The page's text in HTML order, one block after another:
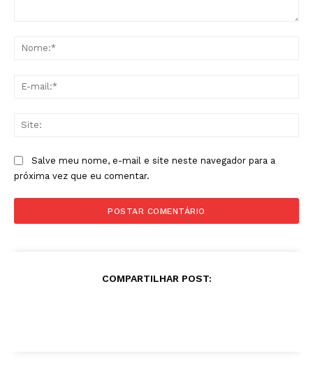
Salve meu nome, e-mail e site neste navegador para a
próxima vez que eu comentar.
COMPARTILHAR POST: